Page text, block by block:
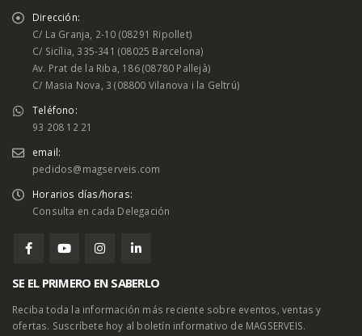
Dirección:
C/ La Granja, 2-10 (08291 Ripollet)
C/ Sicília, 335-341 (08025 Barcelona)
Av. Prat de la Riba, 186 (08780 Pallejà)
C/ Masia Nova, 3 (08800 Vilanova i la Geltrú)
Teléfono:
93 208 12 21
email:
pedidos@magserveis.com
Horarios días/horas:
Consulta en cada Delegación
SE EL PRIMERO EN SABERLO
Reciba toda la información más reciente sobre eventos, ventas y
ofertas. Suscríbete hoy al boletín informativo de MAGSERVEIS.